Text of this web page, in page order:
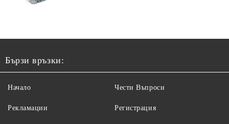
Бързи връзки:
Начало
Рекламации
Чести Въпроси
Регистрация